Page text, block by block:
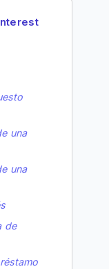
una
una
de